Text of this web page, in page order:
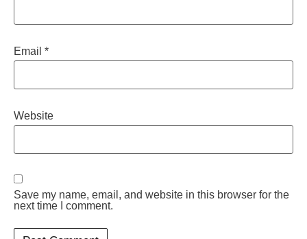
Email *
Website
Save my name, email, and website in this browser for the
next time I comment.